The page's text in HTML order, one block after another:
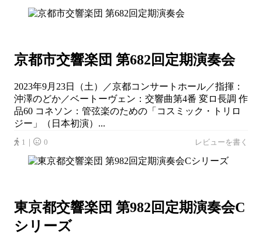
京都市交響楽団 第682回定期演奏会
2023年9月23日（土）／京都コンサートホール／指揮：
沖澤のどか／ベートーヴェン：交響曲第4番 変ロ長調 作
品60 コネソン：管弦楽のための「コスミック・トリロ
ジー」（日本初演）...
1｜ 0 レビューを書く
東京都交響楽団 第982回定期演奏会C
シリーズ